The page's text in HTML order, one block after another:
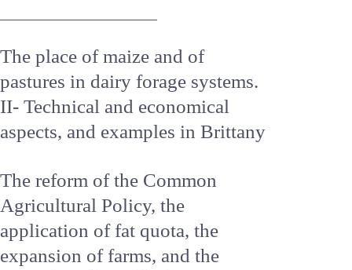
pérennité.
The place of maize and of
systems. II- Technical and
economical aspects, and
examples in Brittany